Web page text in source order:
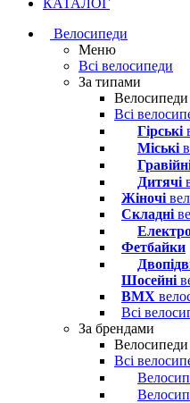
КАТАЛОГ
Велосипеди
Меню
Всі велосипеди
За типами
Велосипеди
Всі
Гірські
Міські
Дитячі
Жіночі
Складні
Фетбайки
Шосейні
BMX
Всі
За брендами
Велосипеди
Всі